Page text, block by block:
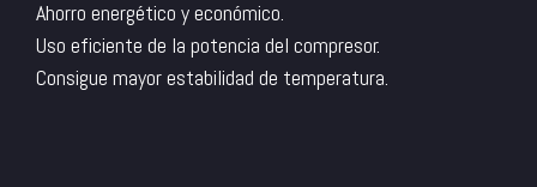
Ahorro energético y económico.
Uso eficiente de la potencia del compresor.
Consigue mayor estabilidad de temperatura.